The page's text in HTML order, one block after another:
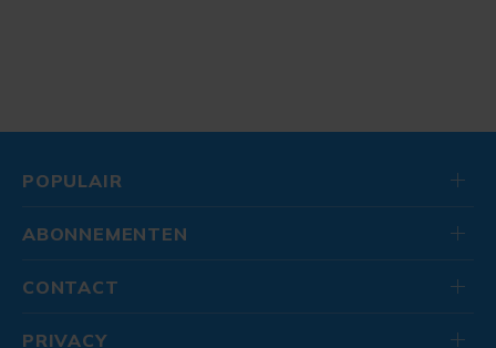
POPULAIR
ABONNEMENTEN
CONTACT
PRIVACY